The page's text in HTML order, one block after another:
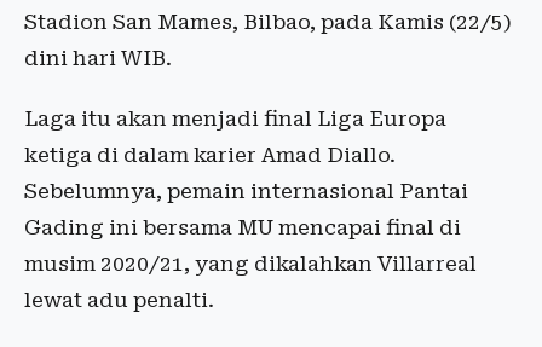
Stadion San Mames, Bilbao, pada Kamis (22/5)
dini hari WIB.
Laga itu akan menjadi final Liga Europa
ketiga di dalam karier Amad Diallo.
Sebelumnya, pemain internasional Pantai
Gading ini bersama MU mencapai final di
musim 2020/21, yang dikalahkan Villarreal
lewat adu penalti.